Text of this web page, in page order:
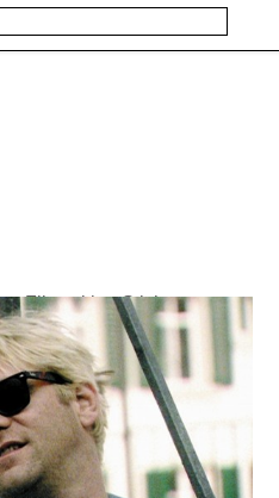
Filmzyklen Stichworte
Maillist
Warenkorb